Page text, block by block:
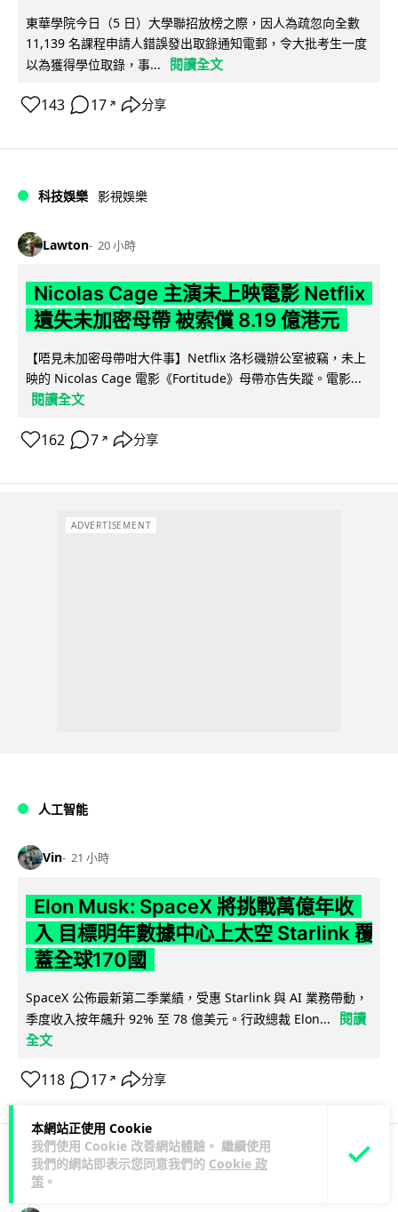
本網站正使用 Cookie
我們使用 Cookie 改善網站體驗。 繼續使用
我們的網站即表示您同意我們的 Cookie 政
策 。
東華學院今日（5 日）大學聯招放榜之際，因人為疏忽向全數
11,139 名課程申請人錯誤發出取錄通知電郵，令大批考生一度
以為獲得學位取錄，事...
閱讀全文
143 17 ↗ 分享
科技娛樂 影視娛樂
Lawton 20 小時
Nicolas Cage 主演未上映電影 Netflix
遺失未加密母帶 被索償 8.19 億港元
【唔見未加密母帶咁大件事】Netflix 洛杉磯辦公室被竊，未上
映的 Nicolas Cage 電影《Fortitude》母帶亦告失蹤。電影...
閱讀全文
162 7 ↗ 分享
ADVERTISEMENT
人工智能
Vin 21 小時
Elon Musk: SpaceX 將挑戰萬億年收
入 目標明年數據中心上太空 Starlink 覆
蓋全球170國
SpaceX 公佈最新第二季業績，受惠 Starlink 與 AI 業務帶動，
季度收入按年飆升 92% 至 78 億美元。行政總裁 Elon...
閱讀
全文
118 17 ↗ 分享
人工智能